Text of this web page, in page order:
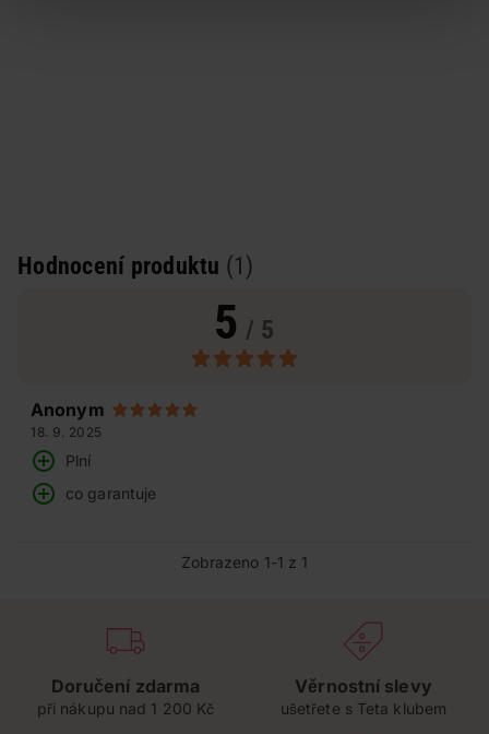
Hodnocení produktu (1)
5 / 5
Anonym
18. 9. 2025
Plní
co garantuje
Zobrazeno 1-1 z 1
Doručení zdarma
při nákupu nad 1 200 Kč
Věrnostní slevy
ušetřete s Teta klubem